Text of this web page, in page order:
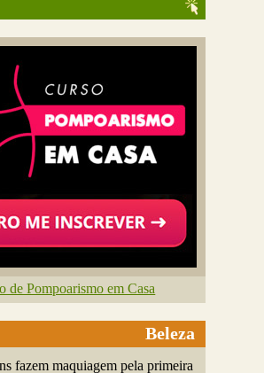
de Pompoarismo em Casa
Beleza
fazem maquiagem pela primeira